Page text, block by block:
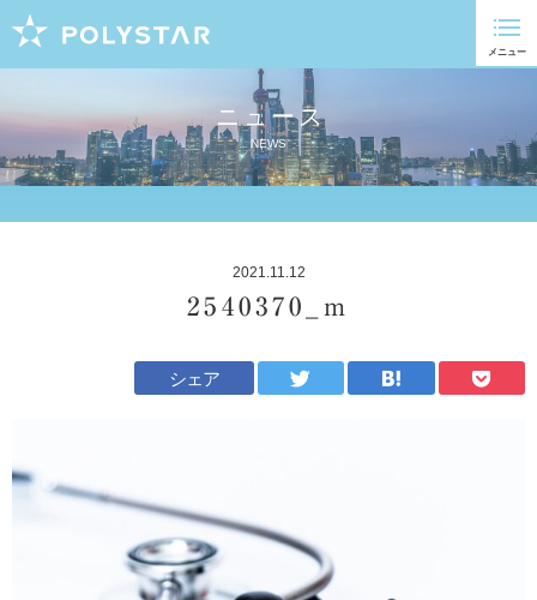
ニュース
NEWS
2021.11.12
2540370_m
シェア